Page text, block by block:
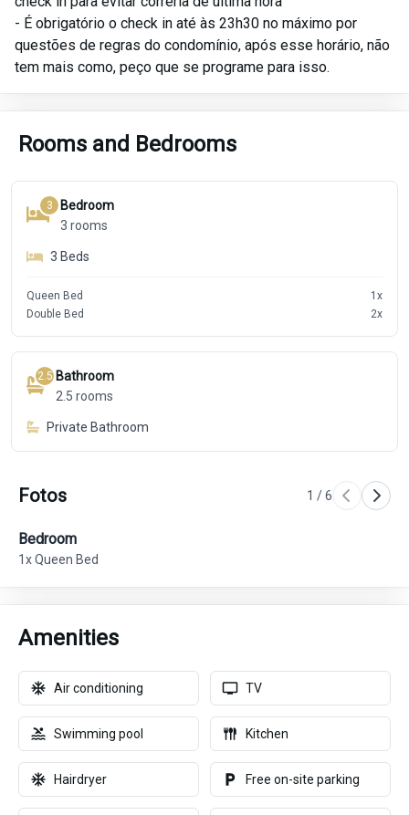
- É obrigatório o check in até às 23h30 no máximo por
questões de regras do condomínio, após esse horário, não
Rooms and Bedrooms
3
Bedroom
3 rooms
3 Beds
Queen Bed 1 x
Double Bed
2x
2.5 Bathroom
2.5 rooms
Private Bathroom
Fotos 1 /6
Bedroom
1x Queen Bed
Amenities
Air conditioning TV
Swimming pool Kitchen
Hairdryer Free on-site parking